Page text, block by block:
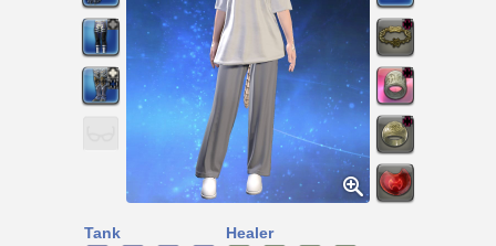
Tank Healer